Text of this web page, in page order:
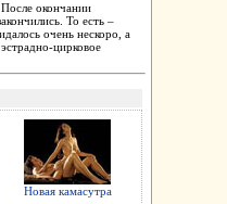
окончании
То есть –
очень нескоро, а
цирковое
Новая камасутра